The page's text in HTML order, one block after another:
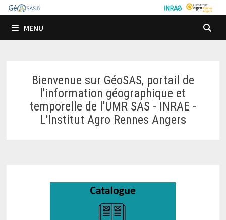
Passer
contenu
MENU
Bienvenue sur GéoSAS, portail de
l'information géographique et
temporelle de l'UMR SAS - INRAE -
L'Institut Agro Rennes Angers